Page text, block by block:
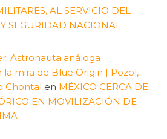
AL SERVICIO DEL
SEGURIDAD NACIONAL
Astronauta análoga
mira de Blue Origin | Pozol,
Chontal en MÉXICO CERCA DE
EN MOVILIZACIÓN DE